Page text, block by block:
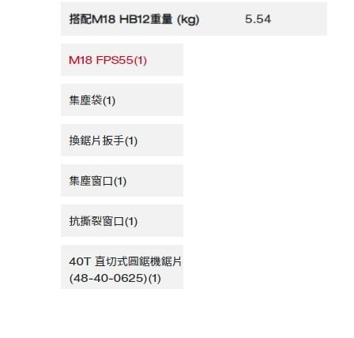
Bosch 插電式
Bosch 充電式
美國DeWALT 電動 充電工具
牧田電池及配件
引擎類